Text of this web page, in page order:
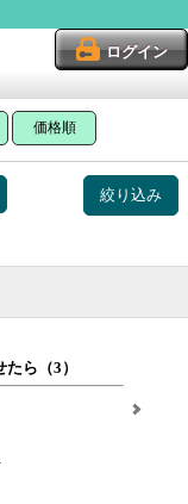
ログイン
価格順
絞り込み
ら（3）